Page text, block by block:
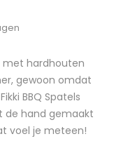
met hardhouten
gewoon omdat
BBQ Spatels
de hand gemaakt
voel je meteen!